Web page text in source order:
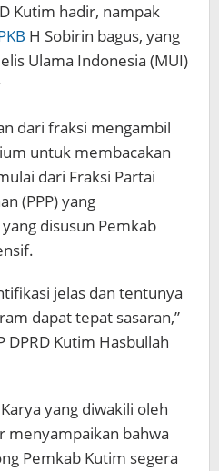
Kutim hadir, nampak
H Sobirin bagus, yang
Ulama Indonesia (MUI)
dari fraksi mengambil
untuk membacakan
dari Fraksi Partai
(PPP) yang
disusun Pemkab
jelas dan tentunya
dapat tepat sasaran,”
DPRD Kutim Hasbullah
yang diwakili oleh
menyampaikan bahwa
Pemkab Kutim segera